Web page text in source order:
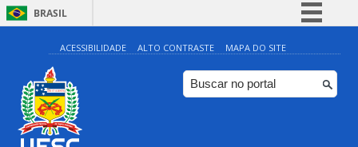
BRASIL
Simplifique!
Comunica BR
Participe
ACESSIBILIDADE ALTO CONTRASTE MAPA DO SITE